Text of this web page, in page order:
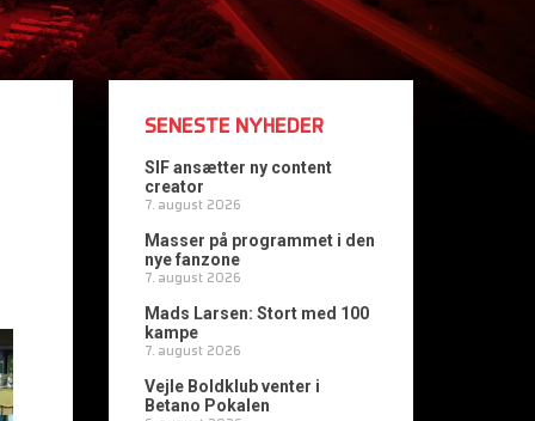
SENESTE NYHEDER
SIF ansætter ny content
creator
7. august 2026
Masser på programmet i den
nye fanzone
7. august 2026
Mads Larsen: Stort med 100
kampe
7. august 2026
Vejle Boldklub venter i
Betano Pokalen